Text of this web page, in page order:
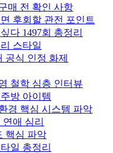
매 전 확인 사항
후회할 관전 포인트
다 1497회 총정리
스타일
공식 인정 화제
철학 심층 인터뷰
방 아이템
경 핵심 시스템 파악
애 심리
핵심 파악
일 총정리